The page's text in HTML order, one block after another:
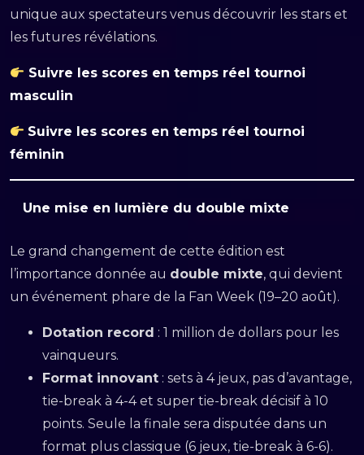
unique aux spectateurs venus découvrir les stars et
les futures révélations.
Suivre les scores en temps réel tournoi
masculin
Suivre les scores en temps réel tournoi
féminin
Une mise en lumière du double mixte
Le grand changement de cette édition est
l’importance donnée au double mixte, qui devient
un événement phare de la Fan Week (19–20 août).
Dotation record : 1 million de dollars pour les
vainqueurs.
Format innovant : sets à 4 jeux, pas d’avantage,
tie-break à 4-4 et super tie-break décisif à 10
points. Seule la finale sera disputée dans un
format plus classique (6 jeux, tie-break à 6-6).